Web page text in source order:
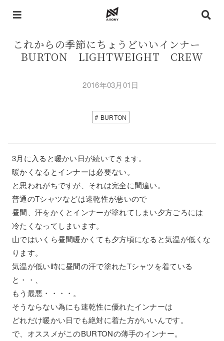
これからの季節にちょうどいいインナー
BURTON LIGHTWEIGHT CREW
2016年03月01日
BURTON
3月に入ると暖かい日が続いてきます。
暖かくなるとインナーは必要ない。
と思われがちですが、それは完全に間違い。
普通のTシャツなどは速乾性が悪いので
昼間、汗をかくとインナーが塗れてしまい夕方ごろには
冷たくなってしまいます。
山ではいくら昼間暖かくても夕方頃になると気温が低くな
ります。
気温が低い時に昼間の汗で塗れたTシャツを着ている
と・・、
もう最悪・・・・。
そうならない為にも速乾性に優れたインナーは
どれだけ暖かい日でも絶対に着た方がいいんです。
で、オススメがこのBURTONの薄手のインナー。